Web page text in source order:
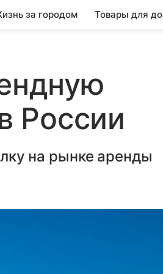
за городом Товары для
России
на рынке аренды